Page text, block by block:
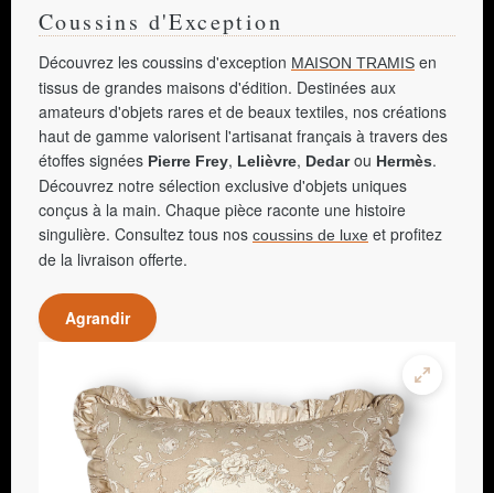
Coussins d'Exception
Découvrez les coussins d'exception MAISON TRAMIS en
tissus de grandes maisons d'édition. Destinées aux
amateurs d'objets rares et de beaux textiles, nos créations
haut de gamme valorisent l'artisanat français à travers des
étoffes signées Pierre Frey, Lelièvre, Dedarou Hermès.
Découvrez notre sélection exclusive d'objets uniques
conçus à la main. Chaque pièce raconte une histoire
singulière. Consultez tous nos coussins de luxe et profitez
de la livraison offerte.
Agrandir